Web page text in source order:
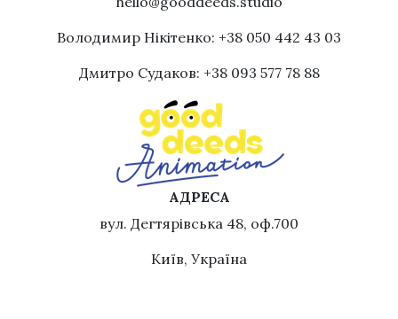
Володимир Нікітенко: +38 050 442 43 03
Дмитро Судаков: +38 093 577 78 88
АДРЕСА
вул. Дегтярівська 48, оф.700
Київ, Україна